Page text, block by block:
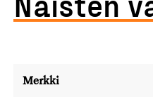
Merkki